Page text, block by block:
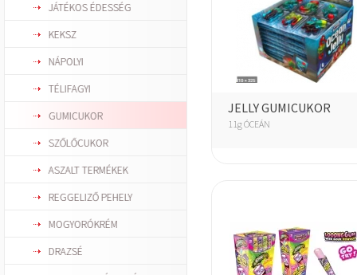
JÁTÉKOS ÉDESSÉG
KEKSZ
NÁPOLYI
TÉLIFAGYI
GUMICUKOR
SZŐLŐCUKOR
ASZALT TERMÉKEK
REGGELIZŐ PEHELY
MOGYORÓKRÉM
DRAZSÉ
JELLY GUMICUKOR
11g ÓCEÁN